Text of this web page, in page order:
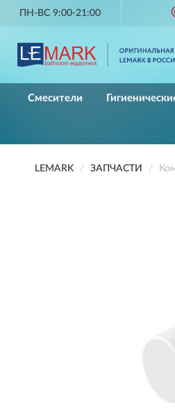
ПН-ВС 9:00-21:00
Смесители
LEMARK ЗАПЧАСТИ